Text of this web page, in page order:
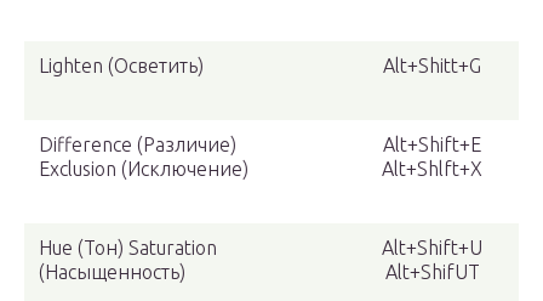
Lighten (Осветить) Alt+Shitt+G
Difference (Различие)
Exclusion (Исключение)
Alt+Shift+E
Alt+Shlft+X
Hue (Тон) Saturation
(Насыщенность)
Alt+Shift+U
Alt+ShifUT